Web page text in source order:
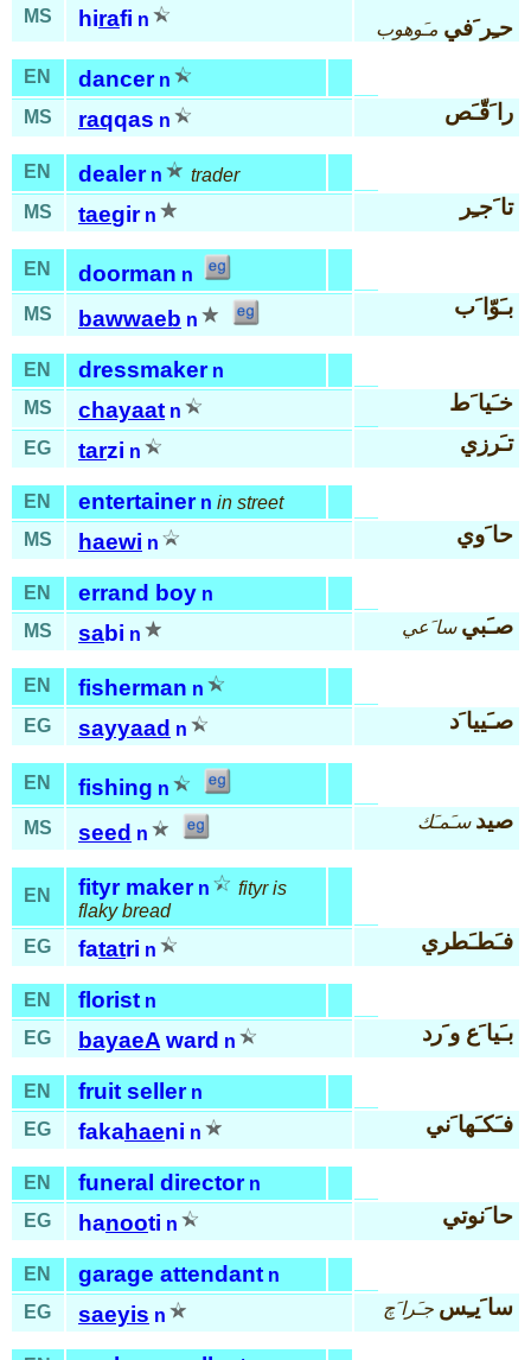
MS hirafi n حـِر َفي مـَوهوب
EN dancer n
MS
raqqas n را َقّـَص
EN dealer n
trader
MS
taegir n تا َجـِر
EN doorman n
MS
bawwaeb n
بـَوّا َب
EN dressmaker n
MS
chayaat n خـَيا َط
EG tarzi n تـَرزي
EN entertainer n in street
MS
haewi n حا َوي
EN errand boy n
MS
sabi n صـَبي سا َعي
EN fisherman n
EG
sayyaad n صـَييا َد
EN fishing n
MS
seed n
صيد سـَمـَك
EN fityr maker n
fityr is
flaky bread
EG
fatatri n فـَطـَطري
EN florist n
EG
bayaeA ward n بـَيا َع و َرد
EN fruit seller n
EG
fakahaeni n فـَكـَها َني
EN funeral director n
EG
hanooti n حا َنوتي
EN garage attendant n
EG
saeyis n سا َيـِس جـَرا َچ